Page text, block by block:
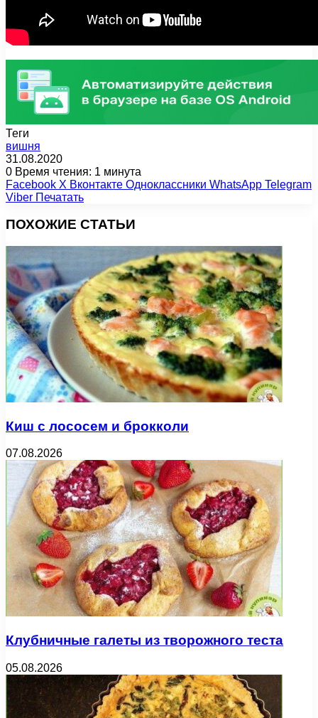
Теги
вишня
31.08.2020
0 Время чтения: 1 минута
Facebook X Вконтакте Одноклассники WhatsApp Telegram
Viber Печатать
ПОХОЖИЕ СТАТЬИ
Киш с лососем и брокколи
07.08.2026
Клубничные галеты из творожного теста
05.08.2026